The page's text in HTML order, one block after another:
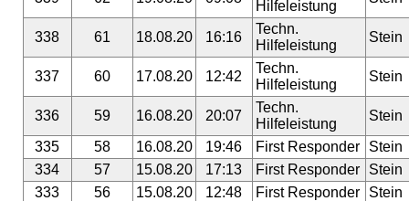
Hilfeleistung
338 61 18.08.20 16:16
Techn.
Hilfeleistung
Stein
337 60 17.08.20 12:42
Techn.
Hilfeleistung
Stein
336 59 16.08.20 20:07
Techn.
Hilfeleistung
Stein
335
58 16.08.20 19:46 First Responder
Stein
334
57 15.08.20 17:13 First Responder
Stein
333
56 15.08.20 12:48 First Responder
Stein